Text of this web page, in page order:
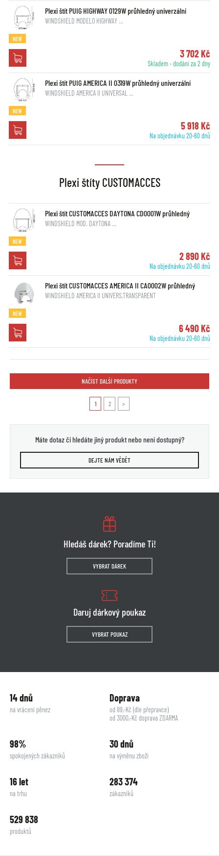
Plexi štít PUIG HIGHWAY 0129W průhledný univerzální
WINDSHIELD MODELO HIGHWAY …
NEW
3 702 Kč
Skladem - dodání za 2 dny
Plexi štít PUIG AMERICA II 0319W průhledný univerzální
WINDSHIELD AMERICA II UNIVERSAL …
NEW
5 918 Kč
Na objednávku 20-60 dnů
Plexi štíty CUSTOMACCES
Plexi štít CUSTOMACCES DAYTONA CD0001W průhledný
WINDSHIELD MOD. DAYTONA …
NEW
2 890 Kč
Na objednávku 20-60 dnů
Plexi štít CUSTOMACCES AMERICA II CA0002W průhledný
WINDSHIELD AMERICA II UNIVERS.TRANSPARENT
NEW
6 490 Kč
Na objednávku 20-60 dnů
NAČÍST DALŠÍ PRODUKTY
1 2 >
Máte dotaz či hledáte jiný produkt nebo není dostupný?
DEJTE NÁM VĚDĚT
Hledáš dárek? Poradíme Ti!
VYBRAT DÁREK
Daruj dárkový poukaz
VYBRAT POUKAZ
14 dnů
na vrácení pěnez
Doprava
od 89,-Kč (dle přepravce)
od 3000,-Kč doprava ZDARMA
98%
spokojených zákazníků
30 dnů
na výměnu zboží
16 let
na trhu
283 374
zákazníků
529 838
produktů